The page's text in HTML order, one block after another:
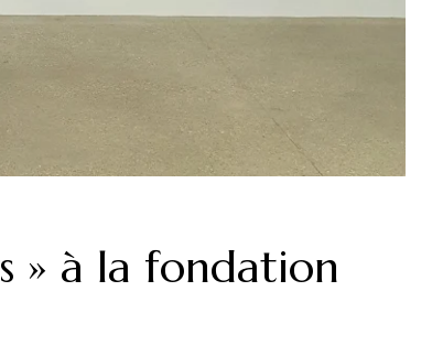
» à la fondation